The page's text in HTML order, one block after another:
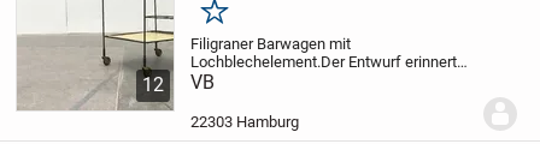
12
Merken
Filigraner Barwagen mit
Lochblechelement.Der Entwurf erinnert
an die Formensprache von Mategot.
Gestell. Ein sehr eleganter Entwurf bis ins
kleinste...
VB
22303 Hamburg